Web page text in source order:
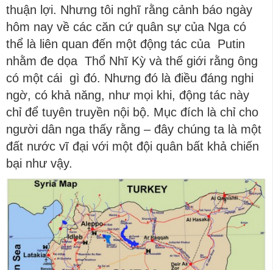
thuận lợi. Nhưng tôi nghĩ rằng cảnh báo ngày
hôm nay về các căn cứ quân sự của Nga có
thể là liên quan đến một động tác của Putin
nhằm đe dọa Thổ Nhĩ Kỳ và thế giới rằng ông
có một cái gì đó. Nhưng đó là điều đáng nghi
ngờ, có khả năng, như mọi khi, động tác này
chỉ để tuyên truyền nội bộ. Mục đích là chỉ cho
người dân nga thấy rằng – đây chúng ta là một
đất nước vĩ đại với một đội quân bất khả chiến
bại như vậy.